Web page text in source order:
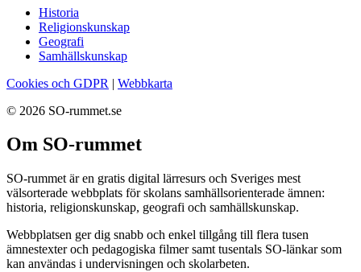
Historia
Religionskunskap
Geografi
Samhällskunskap
Cookies och GDPR | Webbkarta
© 2026 SO-rummet.se
Om SO-rummet
SO-rummet är en gratis digital lärresurs och Sveriges mest
välsorterade webbplats för skolans samhällsorienterade ämnen:
historia, religionskunskap, geografi och samhällskunskap.
Webbplatsen ger dig snabb och enkel tillgång till flera tusen
ämnestexter och pedagogiska filmer samt tusentals SO-länkar som
kan användas i undervisningen och skolarbeten.